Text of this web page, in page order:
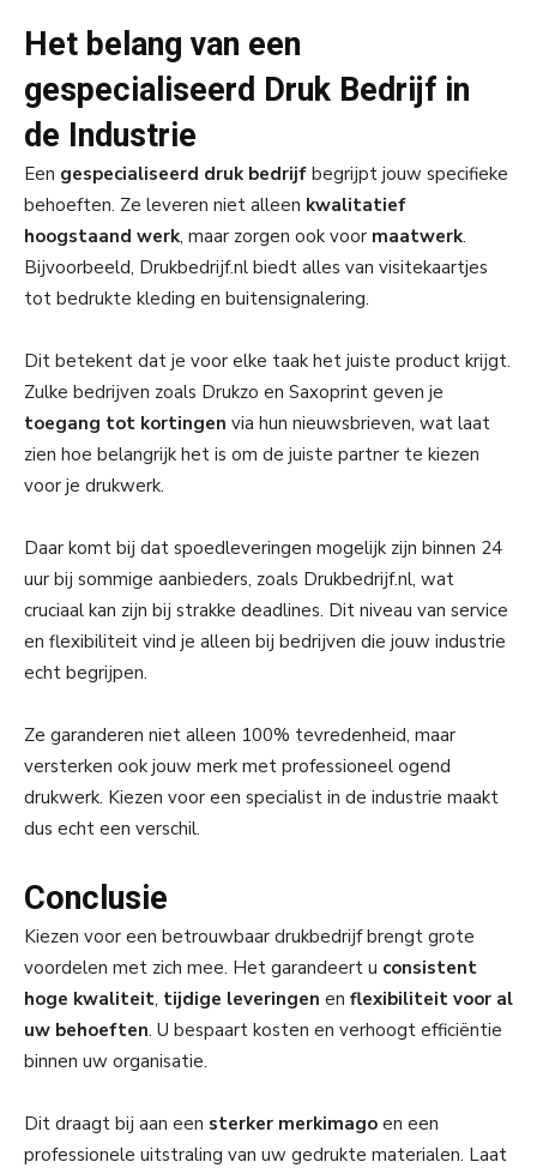
Het belang van een
gespecialiseerd Druk Bedrijf in
de Industrie
Een gespecialiseerd druk bedrijf begrijpt jouw specifieke
behoeften. Ze leveren niet alleen kwalitatief
hoogstaand werk, maar zorgen ook voor maatwerk.
Bijvoorbeeld, Drukbedrijf.nl biedt alles van visitekaartjes
tot bedrukte kleding en buitensignalering.
Dit betekent dat je voor elke taak het juiste product krijgt.
Zulke bedrijven zoals Drukzo en Saxoprint geven je
toegang tot kortingen via hun nieuwsbrieven, wat laat
zien hoe belangrijk het is om de juiste partner te kiezen
voor je drukwerk.
Daar komt bij dat spoedleveringen mogelijk zijn binnen 24
uur bij sommige aanbieders, zoals Drukbedrijf.nl, wat
cruciaal kan zijn bij strakke deadlines. Dit niveau van service
en flexibiliteit vind je alleen bij bedrijven die jouw industrie
echt begrijpen.
Ze garanderen niet alleen 100% tevredenheid, maar
versterken ook jouw merk met professioneel ogend
drukwerk. Kiezen voor een specialist in de industrie maakt
dus echt een verschil.
Conclusie
Kiezen voor een betrouwbaar drukbedrijf brengt grote
voordelen met zich mee. Het garandeert u consistent
hoge kwaliteit, tijdige leveringen en flexibiliteit voor al
uw behoeften. U bespaart kosten en verhoogt efficiëntie
binnen uw organisatie.
Dit draagt bij aan een sterker merkimago en een
professionele uitstraling van uw gedrukte materialen. Laat